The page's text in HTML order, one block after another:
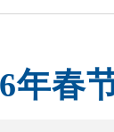
年春